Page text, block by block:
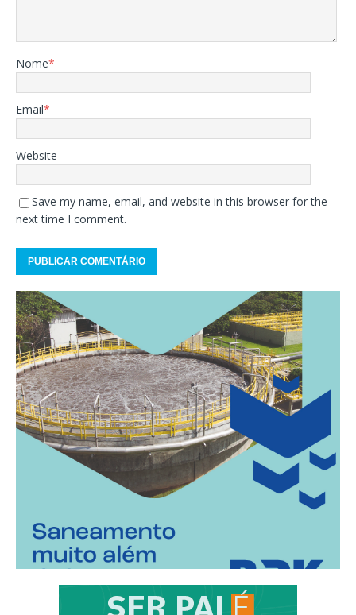
Nome*
Email*
Website
Save my name, email, and website in this browser for the
next time I comment.